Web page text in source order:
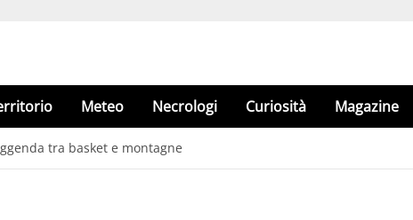
Meteo Necrologi Curiosità Magazine
tra basket e montagne